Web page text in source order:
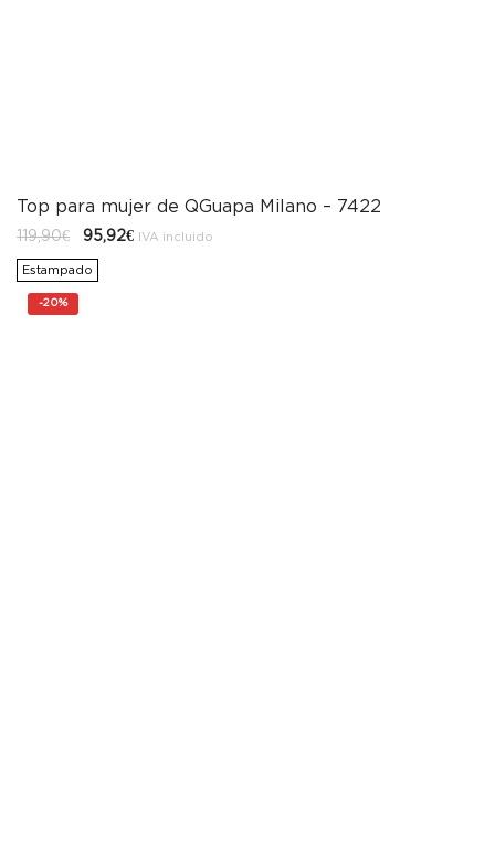
Top para mujer de QGuapa Milano – 7422
119,90€
El
original
era:
119,90€.
95,92€ElIVA incluido
Estampado
-20%